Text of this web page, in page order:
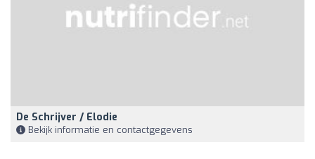
De Schrijver / Elodie
Bekijk informatie en contactgegevens